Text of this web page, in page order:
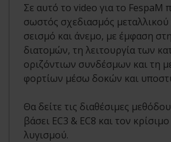
Σε αυτό το video για το FespaM
σωστός σχεδιασμός μεταλλικού
σεισμό και άνεμο, με έμφαση
διατομών, τη λειτουργία των
οριζόντιων συνδέσμων και τη
φορτίων μέσω δοκών και
Θα δείτε τις διαθέσιμες
βάσει EC3 & EC8 και τον
λυγισμού.